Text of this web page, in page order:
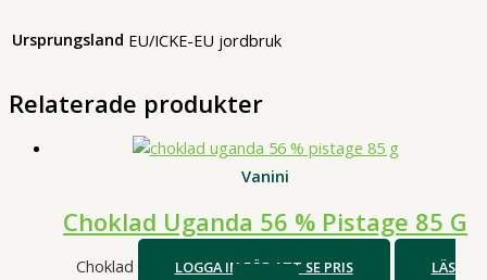
Ursprungsland EU/ICKE-EU jordbruk
Relaterade produkter
Vanini
Choklad Uganda 56 % Pistage 85 G
Choklad LOGGA IN FÖR ATT SE PRIS
LÄS